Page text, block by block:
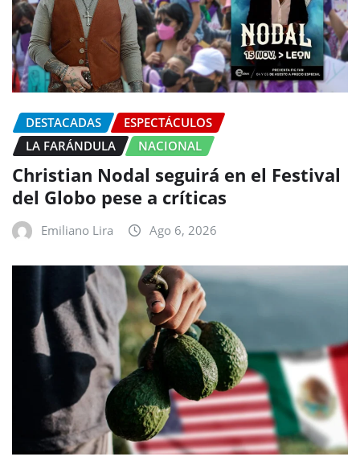
DESTACADAS
ESPECTÁCULOS
LA FARÁNDULA
NACIONAL
Christian Nodal seguirá en el Festival
del Globo pese a críticas
Emiliano Lira Ago 6, 2026